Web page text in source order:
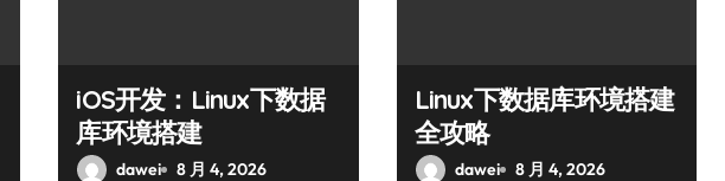
iOS开发：Linux下数据
库环境搭建
dawei 8 月 4, 2026
Linux下数据库环境搭建
全攻略
dawei 8 月 4, 2026